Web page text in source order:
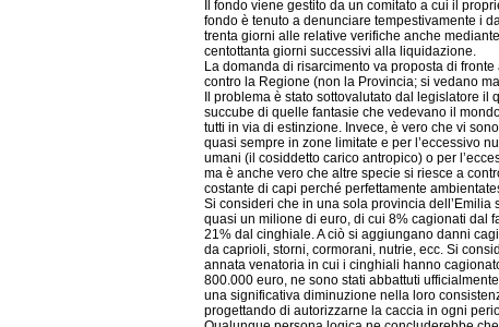
Il fondo viene gestito da un comitato a cui il
fondo è tenuto a denunciare tempestivamente i
trenta giorni alle relative verifiche anche
centottanta giorni successivi alla liquidazione.
La domanda di risarcimento va proposta di
contro la Regione (non la Provincia; si vedano
Il problema è stato sottovalutato dal legislatore
succube di quelle fantasie che vedevano il
tutti in via di estinzione. Invece, è vero che vi
quasi sempre in zone limitate e per l’eccessivo
umani (il cosiddetto carico antropico) o per
ma è anche vero che altre specie si riesce a
costante di capi perché perfettamente
Si consideri che in una sola provincia dell’Emilia
quasi un milione di euro, di cui 8% cagionati dal
21% dal cinghiale. A ciò si aggiungano danni
da caprioli, storni, cormorani, nutrie, ecc. Si
annata venatoria in cui i cinghiali hanno
800.000 euro, ne sono stati abbattuti
una significativa diminuzione nella loro
progettando di autorizzarne la caccia in ogni